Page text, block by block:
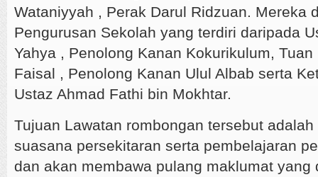
Wataniyyah , Perak Darul Ridzuan. Mereka
Pengurusan Sekolah yang terdiri daripada
Yahya , Penolong Kanan Kokurikulum,
Faisal , Penolong Kanan Ulul Albab serta
Ustaz Ahmad Fathi bin Mokhtar.
Tujuan Lawatan rombongan tersebut
suasana persekitaran serta pembelajaran
dan akan membawa pulang maklumat yang